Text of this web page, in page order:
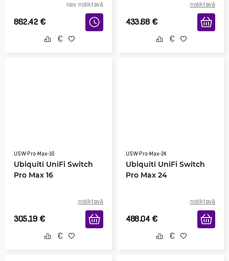
nav noliktavā
862.42 €
noliktavā
433.68 €
USW-Pro-Max-16
Ubiquiti UniFi Switch
Pro Max 16
noliktavā
305.19 €
USW-Pro-Max-24
Ubiquiti UniFi Switch
Pro Max 24
noliktavā
488.04 €